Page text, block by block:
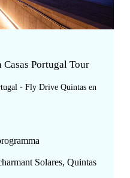
Portugal Tour
- Fly Drive Quintas en
Solares, Quintas